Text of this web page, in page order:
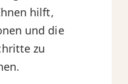
hilft,
und die
zu